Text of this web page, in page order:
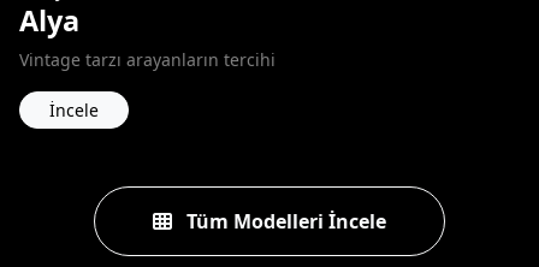
Alya
Vintage tarzı arayanların tercihi
İncele
Tüm Modelleri İncele